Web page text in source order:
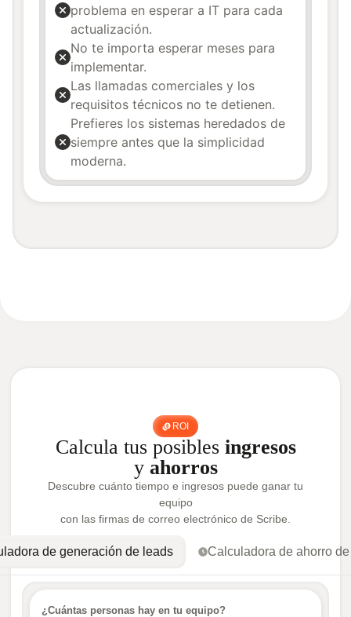
problema en esperar a IT para cada
actualización.
No te importa esperar meses para
implementar.
Las llamadas comerciales y los
requisitos técnicos no te detienen.
Prefieres los sistemas heredados de
siempre antes que la simplicidad
moderna.
ROI
Calcula tus posibles ingresos
y ahorros
Descubre cuánto tiempo e ingresos puede ganar tu
equipo
con las firmas de correo electrónico de Scribe.
de generación de leads Calculadora de ahorro
¿Cuántas personas hay en tu equipo?